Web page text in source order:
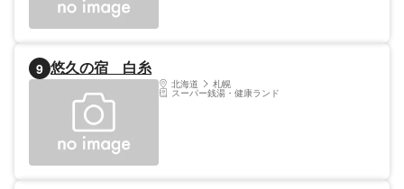
9 悠久の宿 白糸
北海道 札幌
スーパー銭湯・健康ランド